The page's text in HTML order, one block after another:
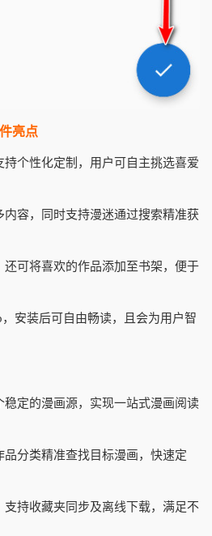
亮点
个性化定制，用户可自主挑选喜爱
内容，同时支持漫迷通过搜索精准获
可将喜欢的作品添加至书架，便于
安装后可自由畅读，且会为用户智
稳定的漫画源，实现一站式漫画阅读
分类精准查找目标漫画，快速定
持收藏夹同步及离线下载，满足不